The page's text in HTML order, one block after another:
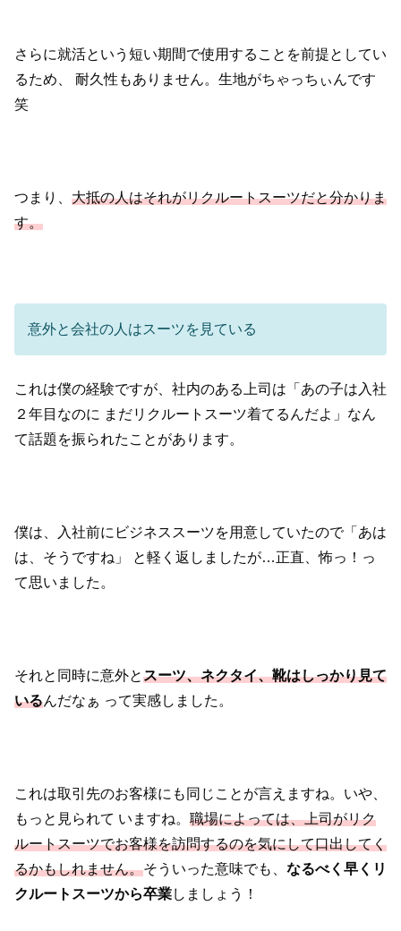
さらに就活という短い期間で使用することを前提としてい
るため、
耐久性もありません。生地がちゃっちぃんです
笑
つまり、 大抵の人はそれがリクルートスーツだと分かりま
す。
意外と会社の人はスーツを見ている
これは僕の経験ですが、社内のある上司は「あの子は入社
２年目なのに まだリクルートスーツ着てるんだよ」なん
て話題を振られたことがあります。
僕は、入社前にビジネススーツを用意していたので「あは
は、そうですね」
と軽く返しましたが…正直、怖っ！っ
て思いました。
それと同時に意外とスーツ、ネクタイ、靴はしっかり見て
いるんだなぁ って実感しました。
これは取引先のお客様にも同じことが言えますね。いや、
もっと見られて いますね。 職場によっては、上司がリク
ルートスーツでお客様を訪問するのを気にして口出してく
るかもしれません。そういった意味でも、 なるべく 早くリ
クルートスーツから卒業しましょう！